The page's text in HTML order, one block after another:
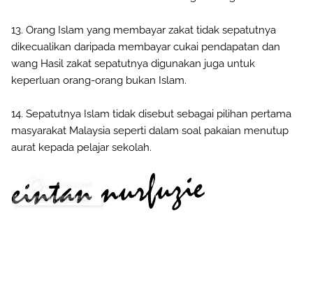
13. Orang Islam yang membayar zakat tidak sepatutnya
dikecualikan daripada membayar cukai pendapatan dan
wang Hasil zakat sepatutnya digunakan juga untuk
keperluan orang-orang bukan Islam.
14. Sepatutnya Islam tidak disebut sebagai pilihan pertama
masyarakat Malaysia seperti dalam soal pakaian menutup
aurat kepada pelajar sekolah.